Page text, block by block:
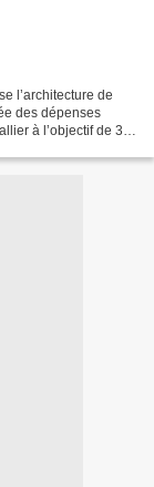
l’architecture de
des dépenses
à l’objectif de 3,5